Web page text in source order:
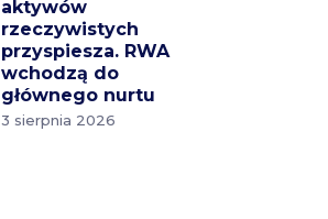
aktywów
rzeczywistych
przyspiesza. RWA
wchodzą do
głównego nurtu
3 sierpnia 2026